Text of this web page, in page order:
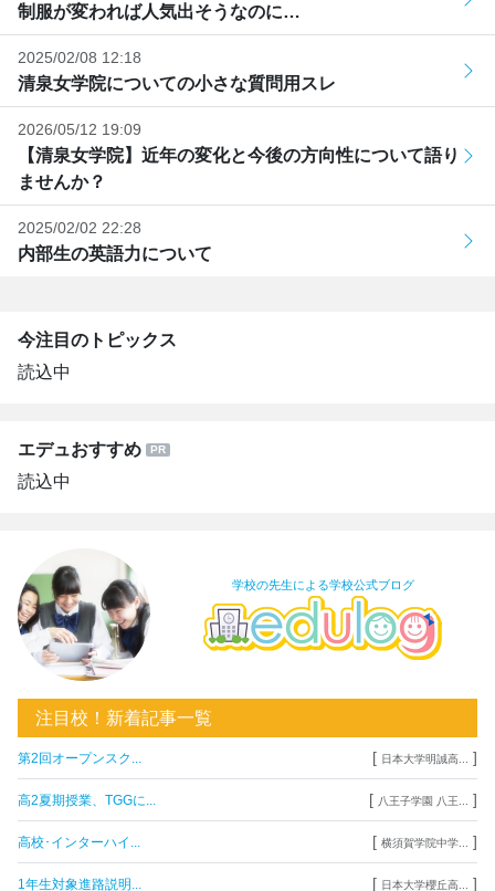
制服が変われば人気出そうなのに…
2025/02/08 12:18
清泉女学院についての小さな質問用スレ
2026/05/12 19:09
【清泉女学院】近年の変化と今後の方向性について語り
ませんか？
2025/02/02 22:28
内部生の英語力について
今注目のトピックス
読込中
エデュおすすめ
読込中
学校の先生による学校公式ブログ
注目校！新着記事一覧
第2回オープンスク... [ 日本大学明誠高... ]
高2夏期授業、TGGに... [ 八王子学園 八王... ]
高校･インターハイ... [ 横須賀学院中学... ]
1年生対象進路説明... [ 日本大学櫻丘高... ]